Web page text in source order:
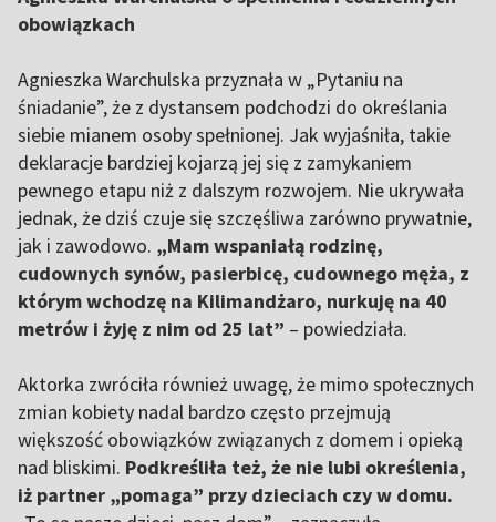
obowiązkach
Agnieszka Warchulska przyznała w „Pytaniu na
śniadanie”, że z dystansem podchodzi do określania
siebie mianem osoby spełnionej. Jak wyjaśniła, takie
deklaracje bardziej kojarzą jej się z zamykaniem
pewnego etapu niż z dalszym rozwojem. Nie ukrywała
jednak, że dziś czuje się szczęśliwa zarówno prywatnie,
jak i zawodowo. „Mam wspaniałą rodzinę,
cudownych synów, pasierbicę, cudownego męża, z
którym wchodzę na Kilimandżaro, nurkuję na 40
metrów i żyję z nim od 25 lat” – powiedziała.
Aktorka zwróciła również uwagę, że mimo społecznych
zmian kobiety nadal bardzo często przejmują
większość obowiązków związanych z domem i opieką
nad bliskimi. Podkreśliła też, że nie lubi określenia,
iż partner „pomaga” przy dzieciach czy w domu.